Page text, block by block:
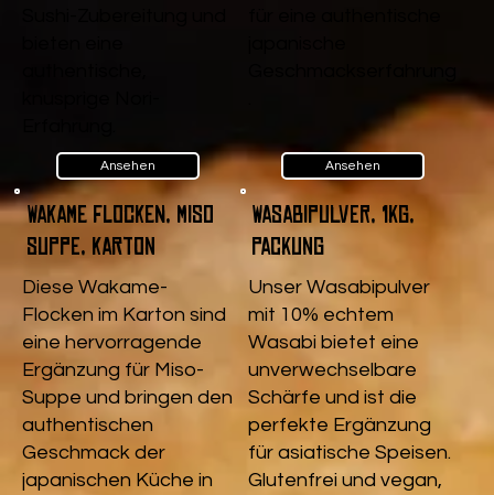
Ansehen Ansehen
Wakame Flocken, Miso
Suppe, Karton
Diese Wakame-
Flocken im Karton sind
eine hervorragende
Ergänzung für Miso-
Suppe und bringen den
authentischen
Geschmack der
japanischen Küche in
Wasabipulver, 1kg,
Packung
Unser Wasabipulver
mit 10% echtem
Wasabi bietet eine
unverwechselbare
Schärfe und ist die
perfekte Ergänzung
für asiatische Speisen.
Glutenfrei und vegan,